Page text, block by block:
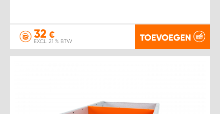
32 €
EXCL. 21 % BTW TOEVOEGEN